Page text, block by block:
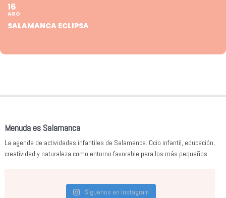
16
AGO
SALAMANCA ECLIPSA
Menuda es Salamanca
La agenda de actividades infantiles de Salamanca. Ocio infantil, educación,
creatividad y naturaleza como entorno favorable para los más pequeños.
Síguenos en Instagram